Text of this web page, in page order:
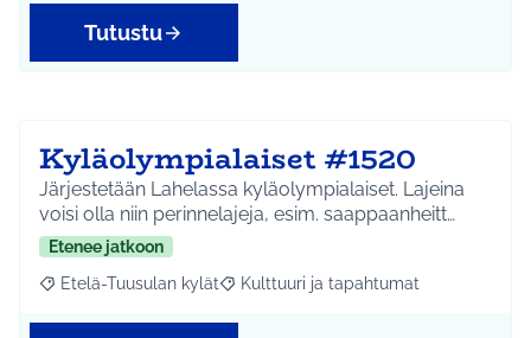
Tutustu
Kyläolympialaiset #1520
Järjestetään Lahelassa kyläolympialaiset. Lajeina
voisi olla niin perinnelajeja, esim. saappaanheitt…
Etenee jatkoon
Rajaa tulokset aihepiirin mukaan: Etelä-Tuusulan kylät
Etelä-Tuusulan kylät Rajaa tulokset teeman mukaan:
Kulttuuri ja tapahtumat